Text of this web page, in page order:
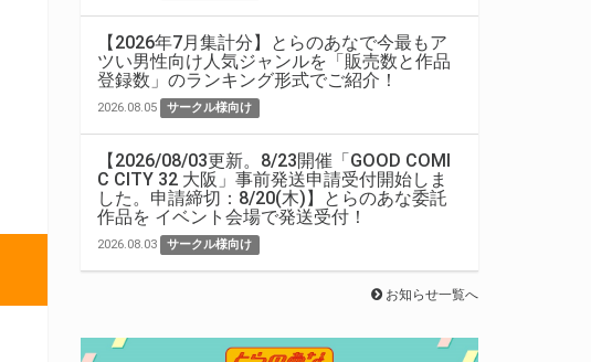
【2026年7月集計分】とらのあなで今最もア
ツい男性向け人気ジャンルを「販売数と作品
登録数」のランキング形式でご紹介！
2026.08.05 サークル様向け
【2026/08/03更新。8/23開催「GOOD COMI
C CITY 32 大阪」事前発送申請受付開始しま
した。申請締切：8/20(木)】とらのあな委託
作品を イベント会場で発送受付！
2026.08.03 サークル様向け
お知らせ一覧へ